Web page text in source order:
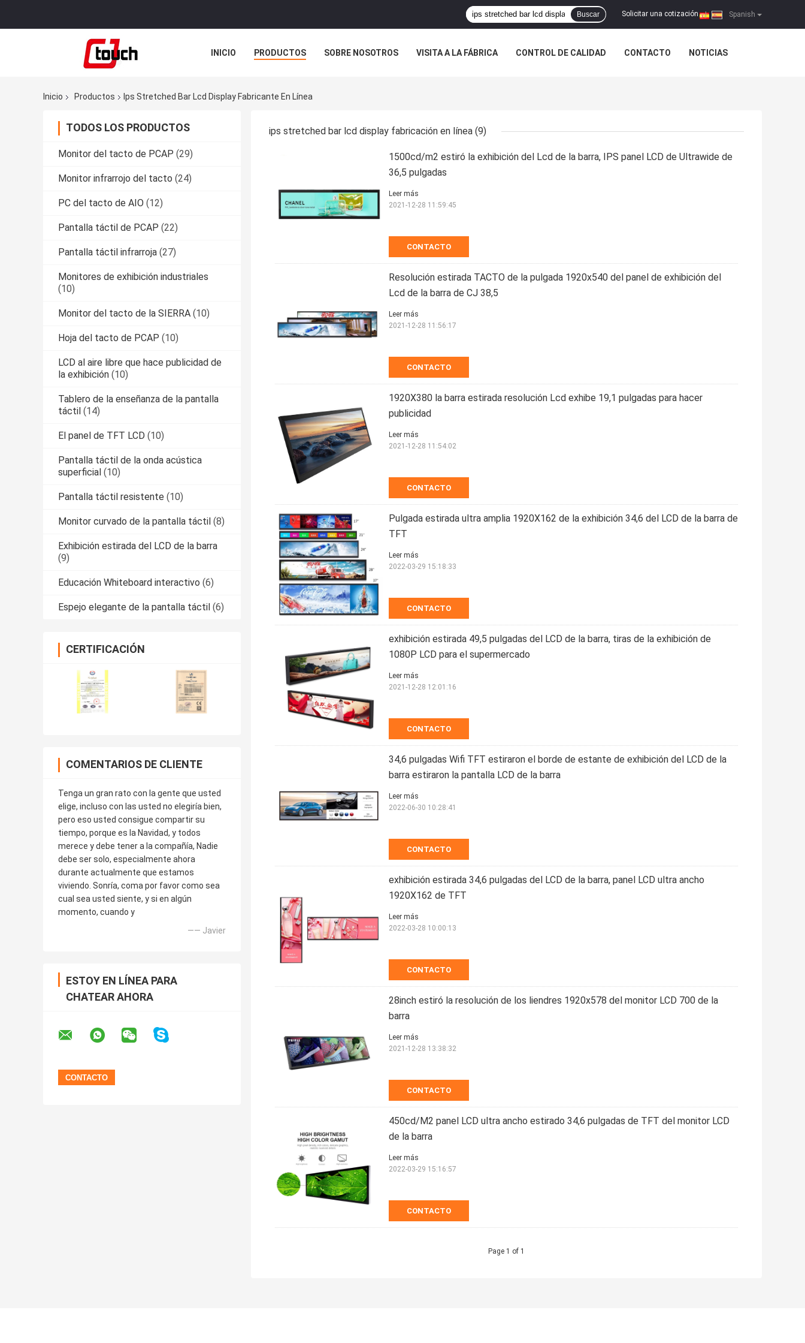
Spanish
Solicitar una cotización |
Buscar
INICIO PRODUCTOS SOBRE NOSOTROS VISITA A LA FÁBRICA CONTROL DE CALIDAD CONTACTO NOTICIAS
Inicio
Productos Ips Stretched Bar Lcd Display Fabricante En Línea
TODOS LOS PRODUCTOS
Monitor del tacto de PCAP (29)
Monitor infrarrojo del tacto (24)
PC del tacto de AIO (12)
Pantalla táctil de PCAP (22)
Pantalla táctil infrarroja (27)
Monitores de exhibición industriales
(10)
Monitor del tacto de la SIERRA (10)
Hoja del tacto de PCAP (10)
LCD al aire libre que hace publicidad de
la exhibición (10)
Tablero de la enseñanza de la pantalla
táctil (14)
El panel de TFT LCD (10)
Pantalla táctil de la onda acústica
superficial (10)
Pantalla táctil resistente (10)
Monitor curvado de la pantalla táctil (8)
Exhibición estirada del LCD de la barra
(9)
Educación Whiteboard interactivo (6)
Espejo elegante de la pantalla táctil (6)
CERTIFICACIÓN
COMENTARIOS DE CLIENTE
Tenga un gran rato con la gente que usted
elige, incluso con las usted no elegiría bien,
pero eso usted consigue compartir su
tiempo, porque es la Navidad, y todos
merece y debe tener a la compañía, Nadie
debe ser solo, especialmente ahora
durante actualmente que estamos
viviendo. Sonría, coma por favor como sea
cual sea usted siente, y si en algún
momento, cuando y
—— Javier
ESTOY EN LÍNEA PARA
CHATEAR AHORA
ips stretched bar lcd display fabricación en línea (9)
1500cd/m2 estiró la exhibición del Lcd de la barra, IPS panel LCD de Ultrawide de
36,5 pulgadas
CONTACTO
Leer más
2021-12-28 11:59:45
Resolución estirada TACTO de la pulgada 1920x540 del panel de exhibición del
Lcd de la barra de CJ 38,5
CONTACTO
Leer más
2021-12-28 11:56:17
1920X380 la barra estirada resolución Lcd exhibe 19,1 pulgadas para hacer
publicidad
CONTACTO
Leer más
2021-12-28 11:54:02
Pulgada estirada ultra amplia 1920X162 de la exhibición 34,6 del LCD de la barra de
TFT
CONTACTO
Leer más
2022-03-29 15:18:33
exhibición estirada 49,5 pulgadas del LCD de la barra, tiras de la exhibición de
1080P LCD para el supermercado
CONTACTO
Leer más
2021-12-28 12:01:16
34,6 pulgadas Wifi TFT estiraron el borde de estante de exhibición del LCD de la
barra estiraron la pantalla LCD de la barra
CONTACTO
Leer más
2022-06-30 10:28:41
exhibición estirada 34,6 pulgadas del LCD de la barra, panel LCD ultra ancho
1920X162 de TFT
CONTACTO
Leer más
2022-03-28 10:00:13
28inch estiró la resolución de los liendres 1920x578 del monitor LCD 700 de la
barra
CONTACTO
Leer más
2021-12-28 13:38:32
450cd/M2 panel LCD ultra ancho estirado 34,6 pulgadas de TFT del monitor LCD
de la barra
CONTACTO
Leer más
2022-03-29 15:16:57
Page 1 of 1